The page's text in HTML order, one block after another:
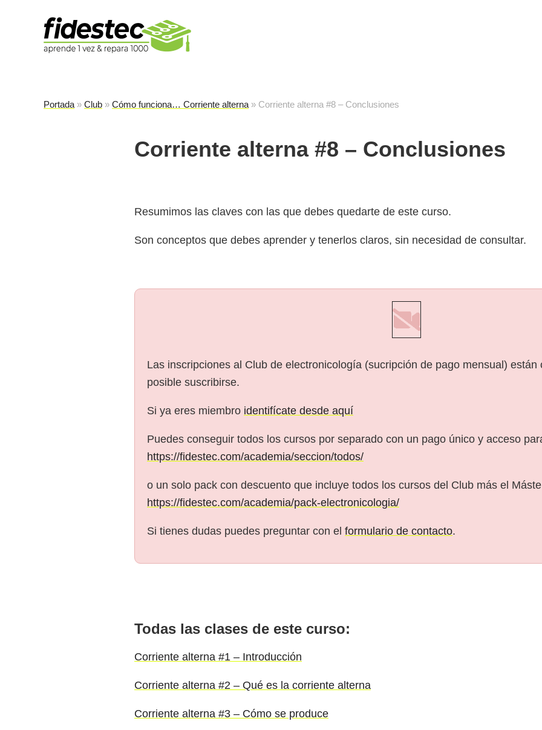
Portada » Club » Cómo funciona… Corriente alterna » Corriente alterna #8 – Conclusiones
Corriente alterna #8 – Conclusiones
Resumimos las claves con las que debes quedarte de este curso.
Son conceptos que debes aprender y tenerlos claros, sin necesidad de consultar.
Las inscripciones al Club de electronicología (sucripción de pago mensual) están
posible suscribirse.
Si ya eres miembro identifícate desde aquí
Puedes conseguir todos los cursos por separado con un pago único y acceso
https://fidestec.com/academia/seccion/todos/
o un solo pack con descuento que incluye todos los cursos del Club más el
https://fidestec.com/academia/pack-electronicologia/
Si tienes dudas puedes preguntar con el formulario de contacto.
Todas las clases de este curso:
Corriente alterna #1 – Introducción
Corriente alterna #2 – Qué es la corriente alterna
Corriente alterna #3 – Cómo se produce